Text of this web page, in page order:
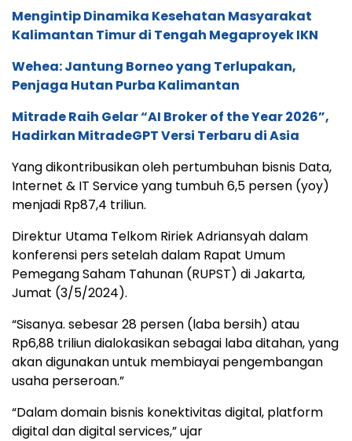
Mengintip Dinamika Kesehatan Masyarakat
Kalimantan Timur di Tengah Megaproyek IKN
Wehea: Jantung Borneo yang Terlupakan,
Penjaga Hutan Purba Kalimantan
Mitrade Raih Gelar “AI Broker of the Year 2026”,
Hadirkan MitradeGPT Versi Terbaru di Asia
Yang dikontribusikan oleh pertumbuhan bisnis Data,
Internet & IT Service yang tumbuh 6,5 persen (yoy)
menjadi Rp87,4 triliun.
Direktur Utama Telkom Ririek Adriansyah dalam
konferensi pers setelah dalam Rapat Umum
Pemegang Saham Tahunan (RUPST) di Jakarta,
Jumat (3/5/2024).
“Sisanya. sebesar 28 persen (laba bersih) atau
Rp6,88 triliun dialokasikan sebagai laba ditahan, yang
akan digunakan untuk membiayai pengembangan
usaha perseroan.”
“Dalam domain bisnis konektivitas digital, platform
digital dan digital services,” ujar